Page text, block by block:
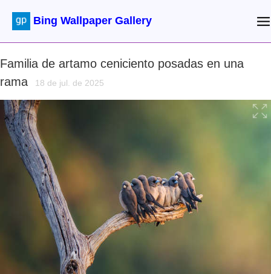
Bing Wallpaper Gallery
Familia de artamo ceniciento posadas en una
rama
18 de jul. de 2025